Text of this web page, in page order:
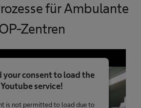
für Ambulante
Zentren
your consent to load the
Youtube service!
is not permitted to load due to